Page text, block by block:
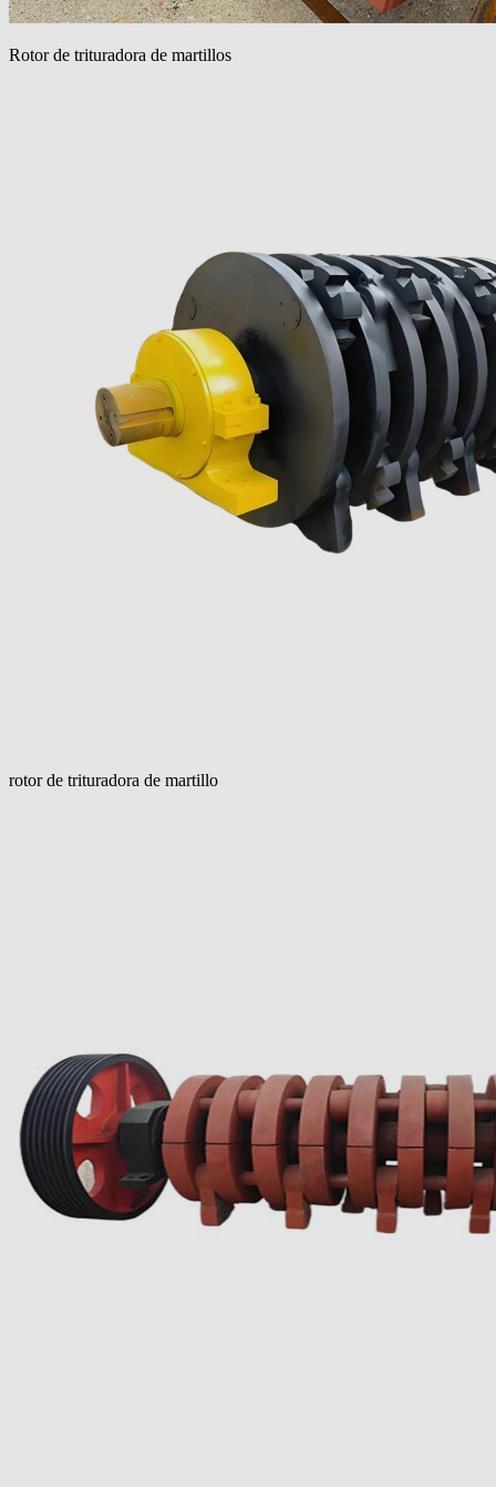
Rotor de trituradora de martillos
rotor de trituradora de martillo